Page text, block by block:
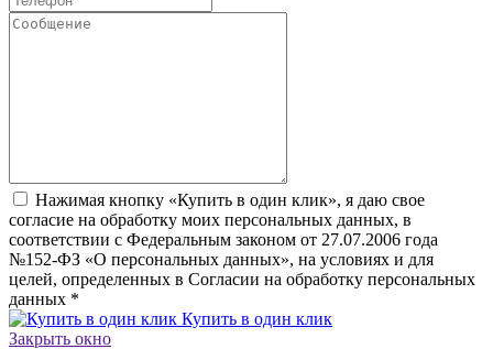
Нажимая кнопку «Купить в один клик», я даю свое
согласие на обработку моих персональных данных, в
соответствии с Федеральным законом от 27.07.2006 года
№152-ФЗ «О персональных данных», на условиях и для
целей, определенных в Согласии на обработку персональных
данных *
Купить в один клик
Закрыть окно